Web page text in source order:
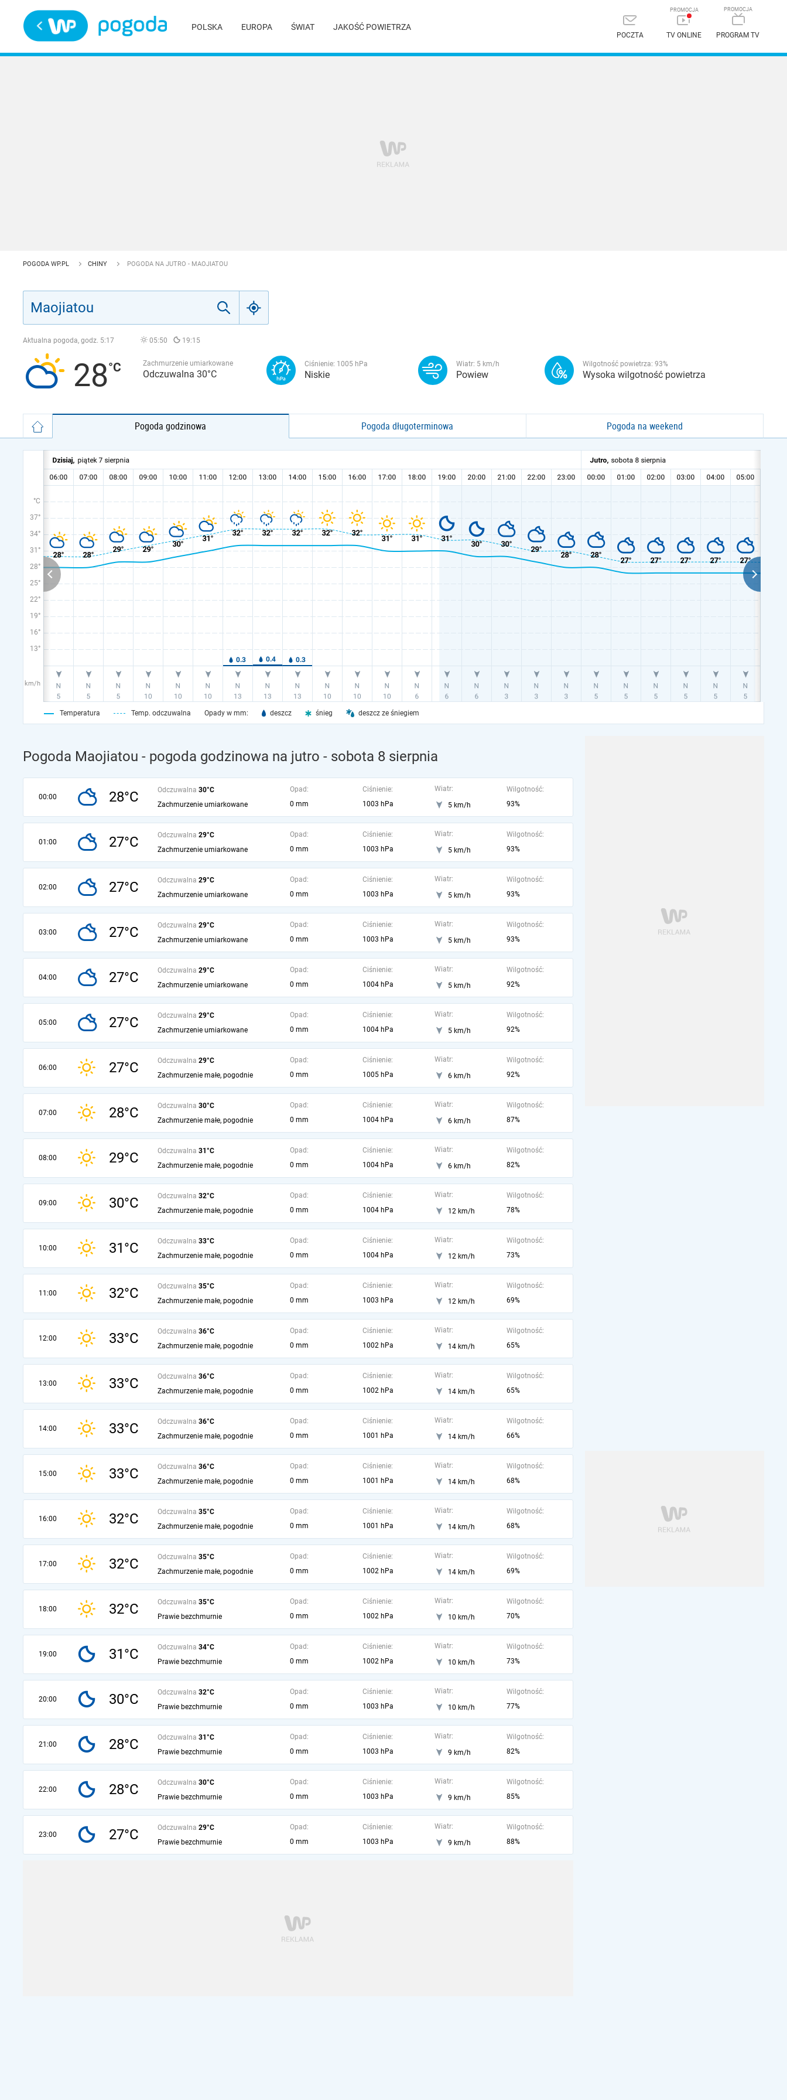
POLSKA EUROPA ŚWIAT JAKOŚĆ POWIETRZA
POCZTA TV ONLINE PROGRAM TV
POGODA WP.PL CHINY POGODA NA JUTRO - MAOJIATOU
Aktualna pogoda, godz. 5:17 05:50 19:15
28 Zachmurzenie umiarkowane
Odczuwalna 30°C
Ciśnienie: 1005 hPa
Niskie
Wiatr: 5 km/h
Powiew
Wilgotność powietrza: 93%
Wysoka wilgotność powietrza
Pogoda godzinowa Pogoda długoterminowa Pogoda na weekend
°C
37°
34°
31°
28°
25°
22°
19°
16°
13°
km/h
Temperatura Temp. odczuwalna Opady w mm: deszcz śnieg deszcz ze śniegiem
Pogoda Maojiatou - pogoda godzinowa na jutro - sobota 8 sierpnia
00:00 28°C Odczuwalna 30°C
Zachmurzenie umiarkowane
Opad:
0 mm
Ciśnienie:
1003 hPa
Wiatr:
5 km/h
Wilgotność:
93%
01:00 27°C Odczuwalna 29°C
Zachmurzenie umiarkowane
Opad:
0 mm
Ciśnienie:
1003 hPa
Wiatr:
5 km/h
Wilgotność:
93%
02:00 27°C Odczuwalna 29°C
Zachmurzenie umiarkowane
Opad:
0 mm
Ciśnienie:
1003 hPa
Wiatr:
5 km/h
Wilgotność:
93%
03:00 27°C Odczuwalna 29°C
Zachmurzenie umiarkowane
Opad:
0 mm
Ciśnienie:
1003 hPa
Wiatr:
5 km/h
Wilgotność:
93%
04:00 27°C Odczuwalna 29°C
Zachmurzenie umiarkowane
Opad:
0 mm
Ciśnienie:
1004 hPa
Wiatr:
5 km/h
Wilgotność:
92%
05:00 27°C Odczuwalna 29°C
Zachmurzenie umiarkowane
Opad:
0 mm
Ciśnienie:
1004 hPa
Wiatr:
5 km/h
Wilgotność:
92%
06:00 27°C Odczuwalna 29°C
Zachmurzenie małe, pogodnie
Opad:
0 mm
Ciśnienie:
1005 hPa
Wiatr:
6 km/h
Wilgotność:
92%
07:00 28°C Odczuwalna 30°C
Zachmurzenie małe, pogodnie
Opad:
0 mm
Ciśnienie:
1004 hPa
Wiatr:
6 km/h
Wilgotność:
87%
08:00 29°C Odczuwalna 31°C
Zachmurzenie małe, pogodnie
Opad:
0 mm
Ciśnienie:
1004 hPa
Wiatr:
6 km/h
Wilgotność:
82%
09:00 30°C Odczuwalna 32°C
Zachmurzenie małe, pogodnie
Opad:
0 mm
Ciśnienie:
1004 hPa
Wiatr:
12 km/h
Wilgotność:
78%
10:00 31°C Odczuwalna 33°C
Zachmurzenie małe, pogodnie
Opad:
0 mm
Ciśnienie:
1004 hPa
Wiatr:
12 km/h
Wilgotność:
73%
11:00 32°C Odczuwalna 35°C
Zachmurzenie małe, pogodnie
Opad:
0 mm
Ciśnienie:
1003 hPa
Wiatr:
12 km/h
Wilgotność:
69%
12:00 33°C Odczuwalna 36°C
Zachmurzenie małe, pogodnie
Opad:
0 mm
Ciśnienie:
1002 hPa
Wiatr:
14 km/h
Wilgotność:
65%
13:00 33°C Odczuwalna 36°C
Zachmurzenie małe, pogodnie
Opad:
0 mm
Ciśnienie:
1002 hPa
Wiatr:
14 km/h
Wilgotność:
65%
14:00 33°C Odczuwalna 36°C
Zachmurzenie małe, pogodnie
Opad:
0 mm
Ciśnienie:
1001 hPa
Wiatr:
14 km/h
Wilgotność:
66%
15:00 33°C Odczuwalna 36°C
Zachmurzenie małe, pogodnie
Opad:
0 mm
Ciśnienie:
1001 hPa
Wiatr:
14 km/h
Wilgotność:
68%
16:00 32°C Odczuwalna 35°C
Zachmurzenie małe, pogodnie
Opad:
0 mm
Ciśnienie:
1001 hPa
Wiatr:
14 km/h
Wilgotność:
68%
17:00 32°C Odczuwalna 35°C
Zachmurzenie małe, pogodnie
Opad:
0 mm
Ciśnienie:
1002 hPa
Wiatr:
14 km/h
Wilgotność:
69%
18:00 32°C Odczuwalna 35°C
Prawie bezchmurnie
Opad:
0 mm
Ciśnienie:
1002 hPa
Wiatr:
10 km/h
Wilgotność:
70%
19:00 31°C Odczuwalna 34°C
Prawie bezchmurnie
Opad:
0 mm
Ciśnienie:
1002 hPa
Wiatr:
10 km/h
Wilgotność:
73%
20:00 30°C Odczuwalna 32°C
Prawie bezchmurnie
Opad:
0 mm
Ciśnienie:
1003 hPa
Wiatr:
10 km/h
Wilgotność:
77%
21:00 28°C Odczuwalna 31°C
Prawie bezchmurnie
Opad:
0 mm
Ciśnienie:
1003 hPa
Wiatr:
9 km/h
Wilgotność:
82%
22:00 28°C Odczuwalna 30°C
Prawie bezchmurnie
Opad:
0 mm
Ciśnienie:
1003 hPa
Wiatr:
9 km/h
Wilgotność:
85%
23:00 27°C Odczuwalna 29°C
Prawie bezchmurnie
Opad:
0 mm
Ciśnienie:
1003 hPa
Wiatr:
9 km/h
Wilgotność:
88%